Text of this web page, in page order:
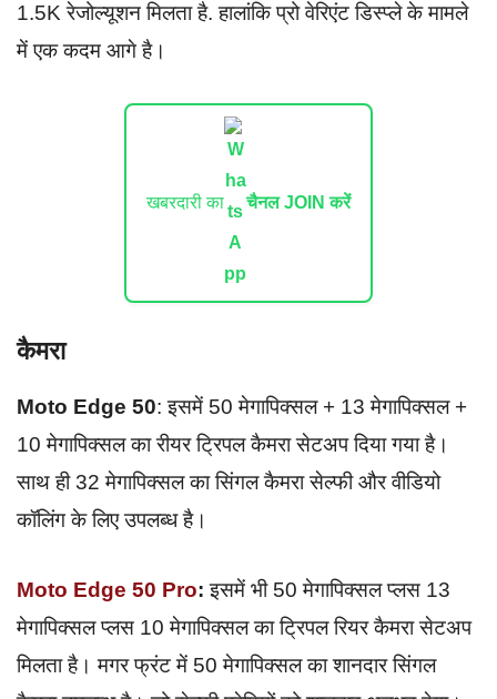
1.5K रेजोल्यूशन मिलता है. हालांकि प्रो वेरिएंट डिस्प्ले के मामले
में एक कदम आगे है।
खबरदारी का चैनल JOIN करें
कैमरा
Moto Edge 50: इसमें 50 मेगापिक्सल + 13 मेगापिक्सल +
10 मेगापिक्सल का रीयर ट्रिपल कैमरा सेटअप दिया गया है।
साथ ही 32 मेगापिक्सल का सिंगल कैमरा सेल्फी और वीडियो
कॉलिंग के लिए उपलब्ध है।
Moto Edge 50 Pro: इसमें भी 50 मेगापिक्सल प्लस 13
मेगापिक्सल प्लस 10 मेगापिक्सल का ट्रिपल रियर कैमरा सेटअप
मिलता है। मगर फ्रंट में 50 मेगापिक्सल का शानदार सिंगल